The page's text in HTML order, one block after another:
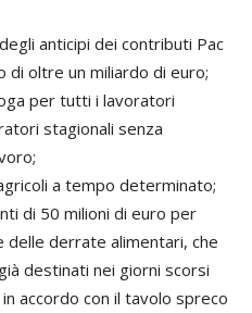
anticipi dei contributi Pac
di oltre un miliardo di euro;
per tutti i lavoratori
stagionali senza
a tempo determinato;
di 50 milioni di euro per
delle derrate alimentari, che
destinati nei giorni scorsi
accordo con il tavolo spreco